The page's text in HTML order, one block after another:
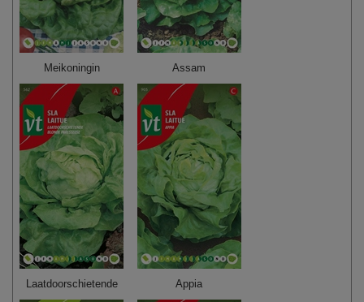
Meikoningin Assam
Laatdoorschietende Appia